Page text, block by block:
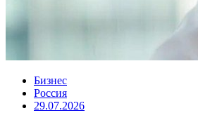
Бизнес
Россия
29.07.2026